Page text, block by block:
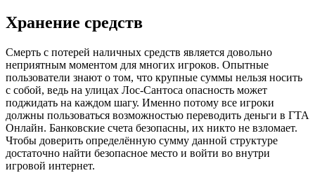
Хранение средств
Смерть с потерей наличных средств является довольно
неприятным моментом для многих игроков. Опытные
пользователи знают о том, что крупные суммы нельзя носить
с собой, ведь на улицах Лос-Сантоса опасность может
поджидать на каждом шагу. Именно потому все игроки
должны пользоваться возможностью переводить деньги в ГТА
Онлайн. Банковские счета безопасны, их никто не взломает.
Чтобы доверить определённую сумму данной структуре
достаточно найти безопасное место и войти во внутри
игровой интернет.